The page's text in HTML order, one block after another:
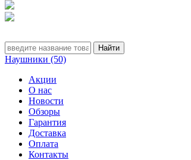
Наушники (50)
Акции
О нас
Новости
Обзоры
Гарантия
Доставка
Оплата
Контакты